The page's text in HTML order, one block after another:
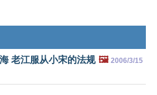
老江服从小宋的法规 🖼️ 2006/3/15